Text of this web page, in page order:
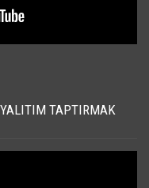
TAPTIRMAK